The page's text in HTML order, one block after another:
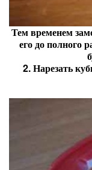
Тем временем
его до полного
2. Нарезать